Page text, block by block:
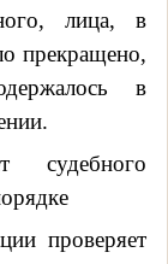
лица, в
прекращено,
в
судебного
проверяет